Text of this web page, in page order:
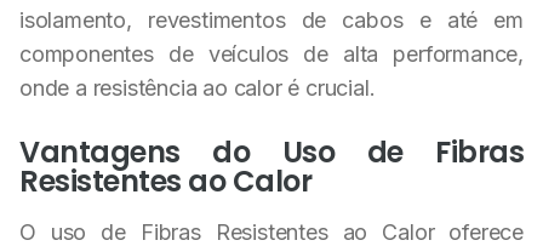
isolamento, revestimentos de cabos e até em
componentes de veículos de alta performance,
onde a resistência ao calor é crucial.
Vantagens do Uso de Fibras
Resistentes ao Calor
O uso de Fibras Resistentes ao Calor oferece